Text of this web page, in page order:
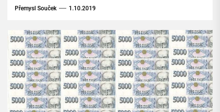
ve sněmovně. Pořádá jej Hospodářská komora.
Přemysl Souček 1.10.2019